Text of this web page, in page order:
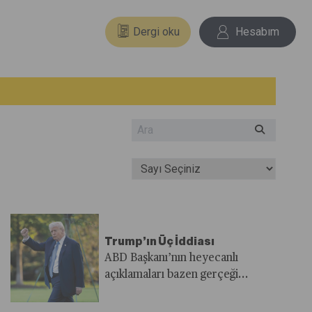
Dergi oku Hesabım
Trump’ın Üç İddiası
ABD Başkanı’nın heyecanlı
açıklamaları bazen gerçeği